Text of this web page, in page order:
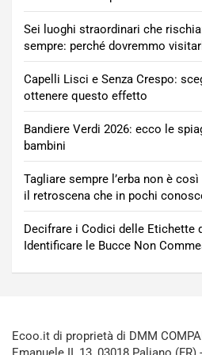
Sei luoghi straordinari che
sempre: perché dovremmo
Capelli Lisci e Senza Crespo:
ottenere questo effetto
Bandiere Verdi 2026: ecco le
bambini
Tagliare sempre l’erba non è
il retroscena che in pochi
Decifrare i Codici delle Etichette
Identificare le Bucce Non
Ecoo.it di proprietà di DMM